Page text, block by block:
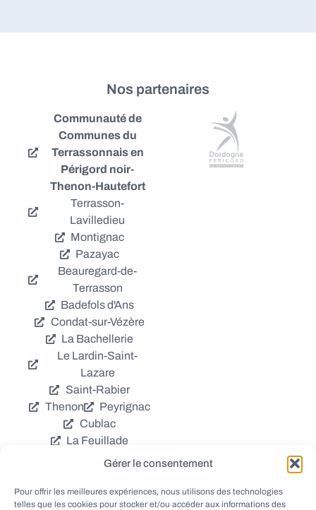
Gérer le consentement
Pour offrir les meilleures expériences, nous utilisons des technologies
telles que les cookies pour stocker et/ou accéder aux informations des
Nos partenaires
Communauté de
Communes du
Terrassonnais en
Périgord noir-
Thenon-Hautefort
Terrasson-
Lavilledieu
Montignac
Pazayac
Beauregard-de-
Terrasson
Badefols d'Ans
Condat-sur-Vézère
La Bachellerie
Le Lardin-Saint-
Lazare
Saint-Rabier
Thenon
Peyrignac
Cublac
La Feuillade
Chavagnac
Coly
Grèzes